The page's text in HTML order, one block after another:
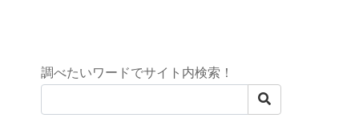
調べたいワードでサイト内検索！